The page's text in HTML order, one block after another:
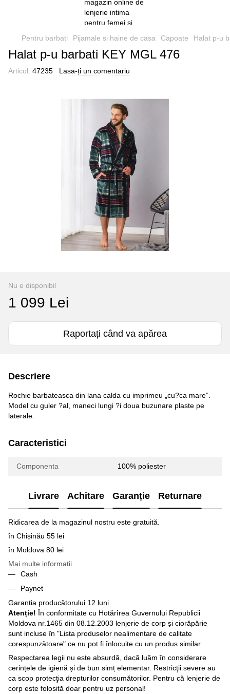
Pentru barbati Pijamale si haine de casa Capoate Halat p-u
Halat p-u barbati KEY MGL 476
Articol: 47235 Lasa-ți un comentariu
Nu e disponibil
1 099 Lei
Raportați când va apărea
Descriere
Rochie barbateasca din lana calda cu imprimeu „cu?ca mare”.
Model cu guler ?al, maneci lungi ?i doua buzunare plaste pe
laterale.
Caracteristici
Componenta 100% poliester
Livrare Achitare Garanție Returnare
Ridicarea de la magazinul nostru este gratuită.
în Chișinău 55 lei
în Moldova 80 lei
Mai multe informatii
Cash
Paynet
Garanția producătorului 12 luni
Atenție! În conformitate cu Hotărîrea Guvernului Republicii
Moldova nr.1465 din 08.12.2003 lenjerie de corp și ciorăpărie
sunt incluse în "Lista produselor nealimentare de calitate
corespunzătoare" ce nu pot fi înlocuite cu un produs similar.
Respectarea legii nu este absurdă, dacă luăm în considerare
cerințele de igienă și de bun simț elementar. Restricţii severe au
ca scop protecţia drepturilor consumătorilor. Pentru că lenjerie de
corp este folosită doar pentru uz personal!